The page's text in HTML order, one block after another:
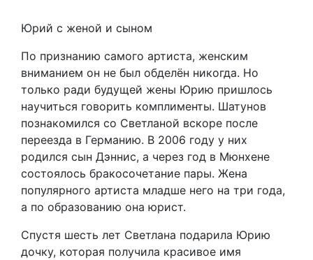
Юрий с женой и сыном
По признанию самого артиста, женским
вниманием он не был обделён никогда. Но
только ради будущей жены Юрию пришлось
научиться говорить комплименты. Шатунов
познакомился со Светланой вскоре после
переезда в Германию. В 2006 году у них
родился сын Дэннис, а через год в Мюнхене
состоялось бракосочетание пары. Жена
популярного артиста младше него на три года,
а по образованию она юрист.
Спустя шесть лет Светлана подарила Юрию
дочку, которая получила красивое имя